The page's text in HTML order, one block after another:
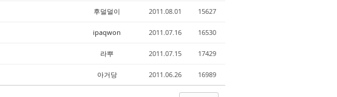
후덜덜이 2011.08.01 15627
ipaqwon 2011.07.16 16530
라뿌 2011.07.15 17429
아거당 2011.06.26 16989